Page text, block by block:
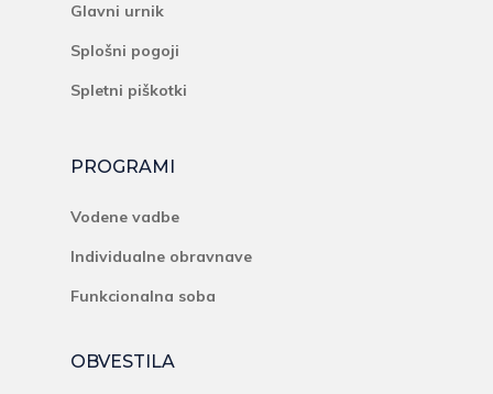
Glavni urnik
Splošni pogoji
Spletni piškotki
PROGRAMI
Vodene vadbe
Individualne obravnave
Funkcionalna soba
OBVESTILA